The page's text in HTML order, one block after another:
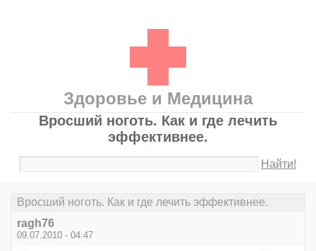
Здоровье и Медицина
Вросший ноготь. Как и где лечить
эффективнее.
Найти!
Вросший ноготь. Как и где лечить эффективнее.
ragh76
09.07.2010 - 04:47